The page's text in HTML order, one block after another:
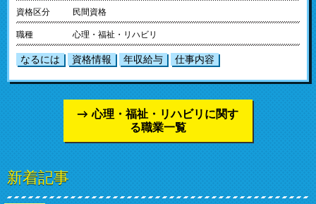
資格区分 民間資格
職種 心理・福祉・リハビリ
なるには 資格情報 年収給与 仕事内容
心理・福祉・リハビリに関す
る職業一覧
新着記事